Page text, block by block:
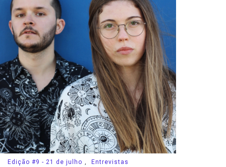
Edição #9 - 21 de julho ,
Entrevistas